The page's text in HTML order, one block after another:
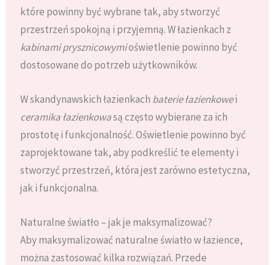
które powinny być wybrane tak, aby stworzyć
przestrzeń spokojną i przyjemną. W łazienkach z
kabinami prysznicowymioświetlenie powinno być
dostosowane do potrzeb użytkowników.
W skandynawskich łazienkach baterie łazienkowei
ceramika łazienkowasą często wybierane za ich
prostotę i funkcjonalność. Oświetlenie powinno być
zaprojektowane tak, aby podkreślić te elementy i
stworzyć przestrzeń, która jest zarówno estetyczna,
jak i funkcjonalna.
Naturalne światło – jak je maksymalizować?
Aby maksymalizować naturalne światło w łazience,
można zastosować kilka rozwiązań. Przede